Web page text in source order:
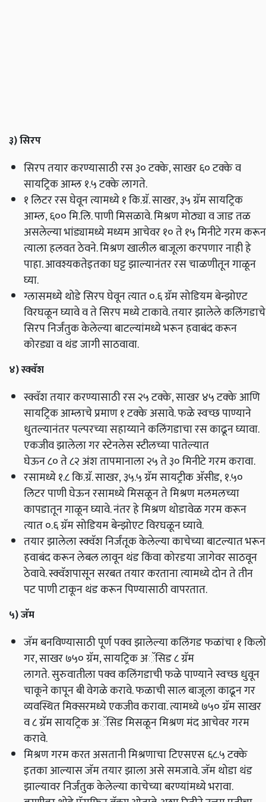
३) सिरप
सिरप तयार करण्यासाठी रस ३० टक्के,साखर ६० टक्के व
सायट्रिक आम्ल १.५ टक्के लागते.
१ लिटर रस घेवून त्यामध्ये १ कि.ग्रॅ. साखर, ३५ ग्रॅम सायट्रिक
आम्ल, ६०० मि.लि. पाणी मिसळावे. मिश्रण मोठ्या व जाड तळ
असलेल्या भांड्यामध्ये मध्यम आचेवर १० ते १५ मिनीटे गरम करून
त्याला हलवत ठेवने. मिश्रण खालील बाजूला करपणार नाही हे
पाहा. आवश्यकतेइतका घट्ट झाल्यानंतर रस चाळणीतून गाळून
घ्या.
ग्लासमध्ये थोडे सिरप घेवून त्यात ०.६ ग्रॅम सोडियम बेन्झोएट
विरघळून घ्यावे व ते सिरप मध्ये टाकावे. तयार झालेले कलिंगडाचे
सिरप निर्जंतुक केलेल्या बाटल्यांमध्ये भरून हवाबंद करून
कोरड्या व थंड जागी साठवावा.
४)स्क्वॅश
स्क्वॅश तयार करण्यासाठी रस २५ टक्के,साखर ४५ टक्के आणि
सायट्रिक आम्लाचे प्रमाण १ टक्के असावे. फळे स्वच्छ पाण्याने
धुतल्यानंतर पल्परच्या सहाय्यानेकलिंगडाचा रस काढून घ्यावा.
एकजीव झालेला गर स्टेनलेस स्टीलच्या पातेल्यात
घेऊन८०ते८२अंश तापमानाला२५ते ३०मिनीटे गरम करावा.
रसामध्ये १.८ कि.ग्रॅ. साखर, ३५.५ ग्रॅम सायट्रीक अ‍ॅसीड, १.५०
लिटर पाणी घेऊन रसामध्ये मिसळून ते मिश्रण मलमलच्या
कापडातून गाळून घ्यावे. नंतर हे मिश्रण थोडावेळ गरम करून
त्यात ०.६ ग्रॅम सोडियम बेन्झोएट विरघळून घ्यावे.
तयार झालेला स्क्वॅश निर्जंतूक केलेल्या काचेच्या बाटल्यात भरून
हवाबंद करून लेबल लावून थंड किंवा कोरडया जागेवर साठवून
ठेवावे. स्क्वॅशपासून सरबत तयार करताना त्यामध्ये दोन ते तीन
पट पाणी टाकून थंड करून पिण्यासाठी वापरतात.
५)जॅम
जॅम बनविण्यासाठी पूर्ण पक्व झालेल्या कलिंगड फळांचा १ किलो
गर,साखर ७५० ग्रॅम,सायट्रिक अॅसिड ८ ग्रॅम
लागते.सुरुवातीला पक्वकलिंगडाची फळे पाण्याने स्वच्छ धुवून
चाकूने कापून बी वेगळे करावे. फळाची साल बाजूला काढून गर
व्यवस्थित मिक्सरमध्ये एकजीव करावा. त्यामध्ये ७५० ग्रॅम साखर
व ८ ग्रॅम सायट्रिक अॅसिड मिसळून मिश्रण मंद आचेवर गरम
करावे.
मिश्रण गरम करत असतानी मिश्रणाचा टिएसएस ६८.५ टक्के
इतका आल्यास जॅम तयार झाला असे समजावे. जॅम थोडा थंड
झाल्यावर निर्जंतुक केलेल्या काचेच्या बरण्यांमध्ये भरावा.